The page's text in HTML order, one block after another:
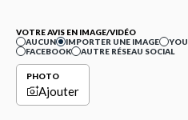
VOTRE AVIS EN IMAGE/VIDÉO
AUCUN
IMPORTER UNE IMAGE
FACEBOOK
AUTRE RÉSEAU SOCIAL
PHOTO
Ajouter